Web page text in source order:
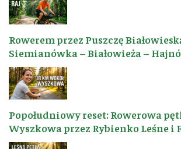
Rowerem przez Puszczę
Siemianówka – Białowieża –
Popołudniowy reset: Rowerowa
Wyszkowa przez Rybienko Leśne i